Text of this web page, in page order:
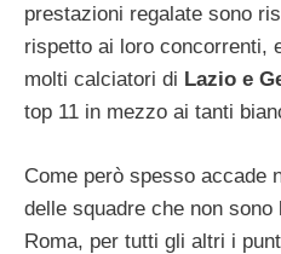
prestazioni regalate sono
rispetto ai loro concorrenti,
molti calciatori di Lazio e
top 11 in mezzo ai tanti
Come però spesso accade
delle squadre che non sono
Roma, per tutti gli altri i